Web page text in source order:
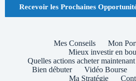
Recevoir les Prochaines
Mes Conseils
Mon
Mieux investir en
Quelles actions acheter maintenant
Bien débuter
Vidéo Bourse
Ma Stratégie